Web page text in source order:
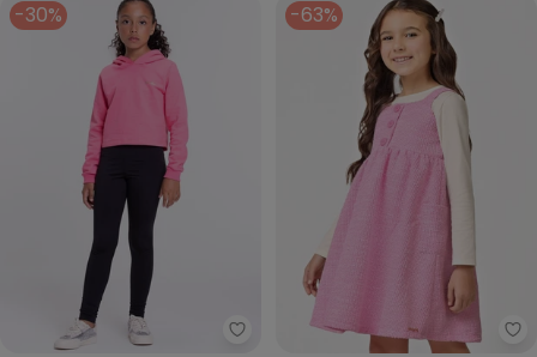
-30%
Vida Costeira - Conjunto
-63%